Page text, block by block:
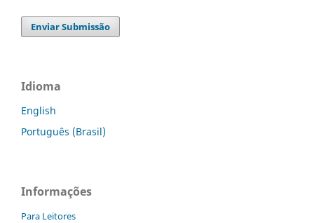
Enviar Submissão
Idioma
English
Português (Brasil)
Informações
Para Leitores